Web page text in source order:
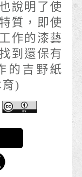
說明了使
質，即使
作的漆藝
到還保有
的吉野紙
)